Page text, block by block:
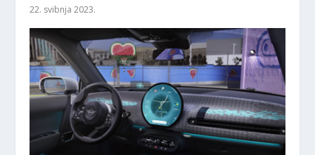
22. svibnja 2023.